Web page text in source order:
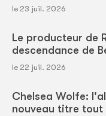
le 23 juil. 2026
Le producteur de
descendance de
le 22 juil. 2026
Chelsea Wolfe:
nouveau titre tout